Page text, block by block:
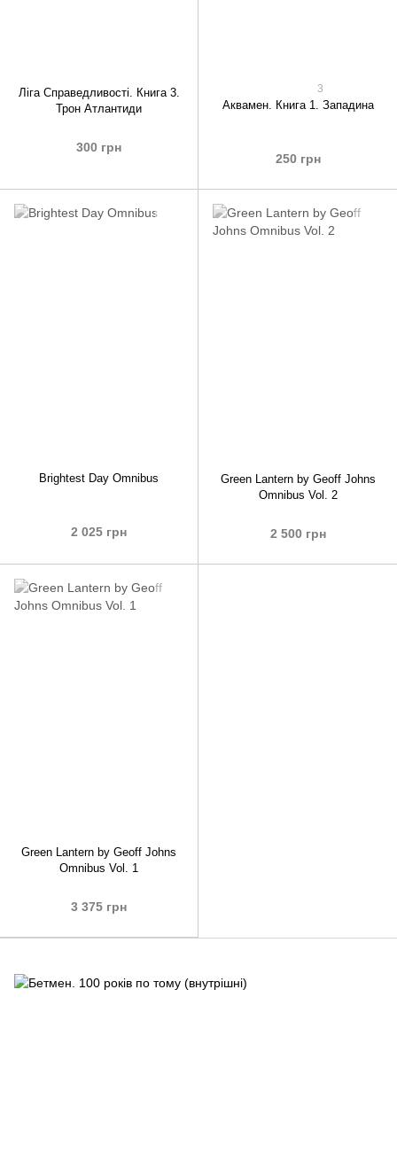
Ліга Справедливості. Книга 3.
Трон Атлантиди
300 грн
3
Аквамен. Книга 1. Западина
250 грн
Brightest Day Omnibus
2 025 грн
Green Lantern by Geoff Johns
Omnibus Vol. 2
2 500 грн
Green Lantern by Geoff Johns
Omnibus Vol. 1
3 375 грн